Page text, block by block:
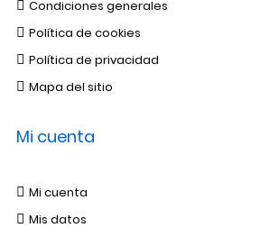
Condiciones generales
Política de cookies
Política de privacidad
Mapa del sitio
Mi cuenta
Mi cuenta
Mis datos